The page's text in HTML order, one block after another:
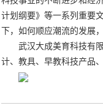
计划纲要》等一系列重要
下，如何顺应潮流的发展
武汉大成美育科技有
计、教具、早教科技产品